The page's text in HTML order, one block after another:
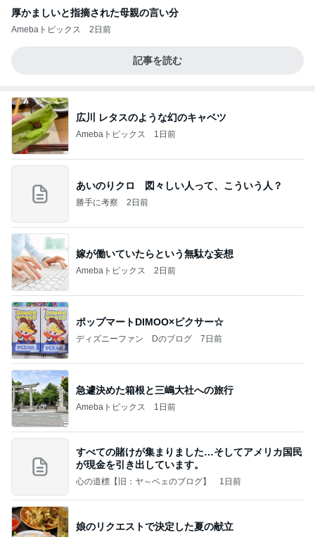
厚かましいと指摘された母親の言い分
Amebaトピックス 2日前
記事を読む
広川 レタスのような幻のキャベツ
Amebaトピックス 1日前
あいのりクロ 図々しい人って、こういう人？
勝手に考察 2日前
嫁が働いていたらという無駄な妄想
Amebaトピックス 2日前
ポップマートDIMOO×ピクサー☆
ディズニーファン Dのブログ 7日前
急遽決めた箱根と三嶋大社への旅行
Amebaトピックス 1日前
すべての賭けが集まりました…そしてアメリカ国民
が現金を引き出しています。
心の道標【旧：ヤ～ベェのブログ】 1日前
娘のリクエストで決定した夏の献立